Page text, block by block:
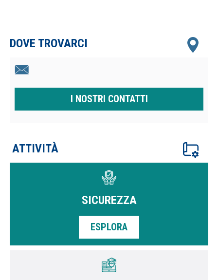
DOVE TROVARCI
I NOSTRI CONTATTI
ATTIVITÀ
SICUREZZA
ESPLORA